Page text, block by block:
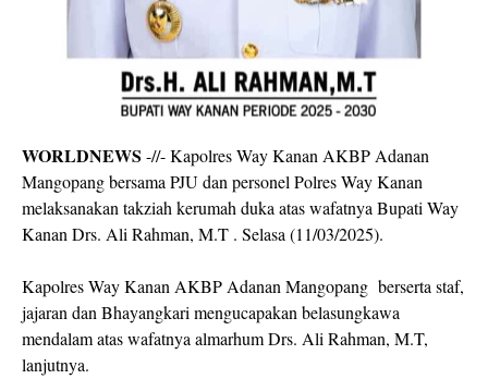
WORLDNEWS -//- Kapolres Way Kanan AKBP Adanan
Mangopang bersama PJU dan personel Polres Way Kanan
melaksanakan takziah kerumah duka atas wafatnya Bupati Way
Kanan Drs. Ali Rahman, M.T . Selasa (11/03/2025).
Kapolres Way Kanan AKBP Adanan Mangopang berserta staf,
jajaran dan Bhayangkari mengucapakan belasungkawa
mendalam atas wafatnya almarhum Drs. Ali Rahman, M.T,
lanjutnya.